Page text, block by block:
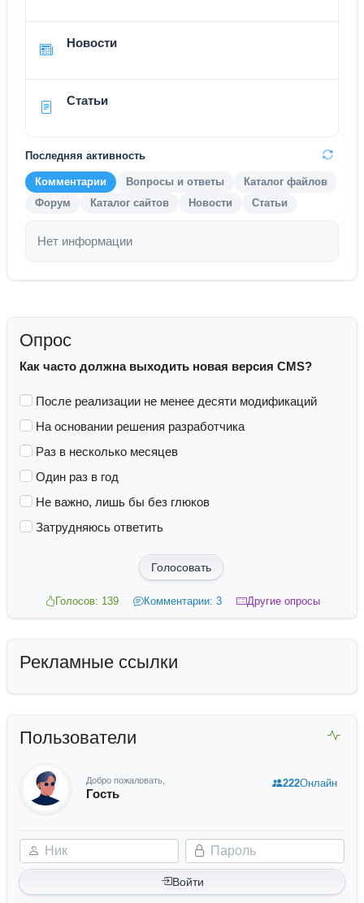
Новости
Статьи
Последняя активность
Комментарии Вопросы и ответы
Каталог файлов
Форум
Каталог сайтов Новости Статьи
Нет информации
Опрос
Как часто должна выходить новая версия CMS?
После реализации не менее десяти модификаций
На основании решения разработчика
Раз в несколько месяцев
Один раз в год
Не важно, лишь бы без глюков
Затрудняюсь ответить
Голосовать
Голосов: 139 Комментарии: 3 Другие опросы
Рекламные ссылки
Пользователи
Добро пожаловать,
Гость
Ник Пароль
Войти
222Онлайн